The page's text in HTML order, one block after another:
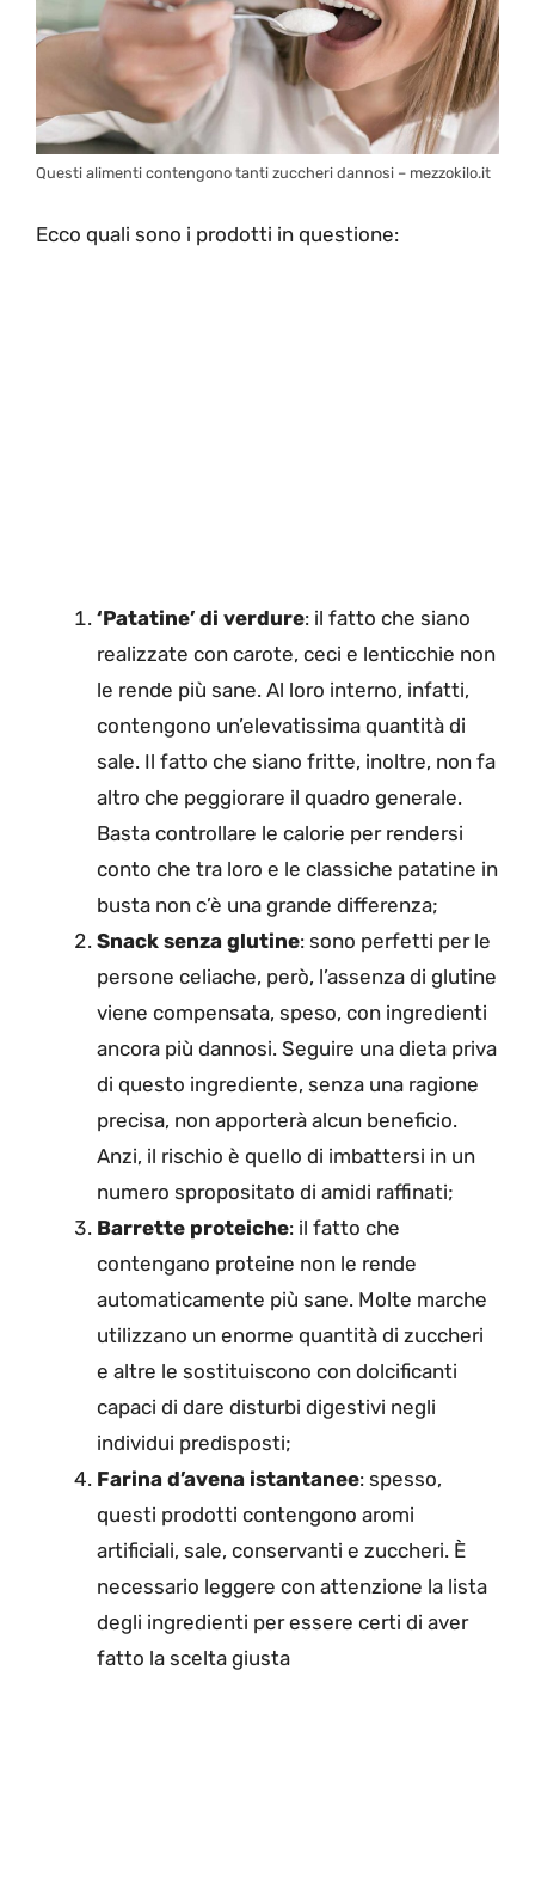
Questi alimenti contengono tanti zuccheri dannosi – mezzokilo.it
Ecco quali sono i prodotti in questione:
‘Patatine’ di verdure: il fatto che siano
realizzate con carote, ceci e lenticchie non
le rende più sane. Al loro interno, infatti,
contengono un’elevatissima quantità di
sale. Il fatto che siano fritte, inoltre, non fa
altro che peggiorare il quadro generale.
Basta controllare le calorie per rendersi
conto che tra loro e le classiche patatine in
busta non c’è una grande differenza;
Snack senza glutine: sono perfetti per le
persone celiache, però, l’assenza di glutine
viene compensata, speso, con ingredienti
ancora più dannosi. Seguire una dieta priva
di questo ingrediente, senza una ragione
precisa, non apporterà alcun beneficio.
Anzi, il rischio è quello di imbattersi in un
numero spropositato di amidi raffinati;
Barrette proteiche: il fatto che
contengano proteine non le rende
automaticamente più sane. Molte marche
utilizzano un enorme quantità di zuccheri
e altre le sostituiscono con dolcificanti
capaci di dare disturbi digestivi negli
individui predisposti;
Farina d’avena istantanee: spesso,
questi prodotti contengono aromi
artificiali, sale, conservanti e zuccheri. È
necessario leggere con attenzione la lista
degli ingredienti per essere certi di aver
fatto la scelta giusta